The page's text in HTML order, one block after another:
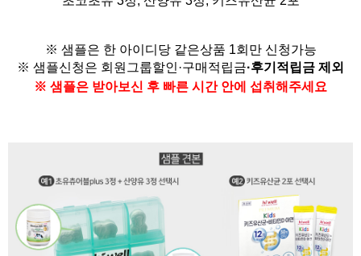
※ 샘플은 한 아이디당 같은상품 1회만 신청가능
※ 샘플신청은 회원그룹할인·구매적립금·후기적립금 제외
※ 샘플은 받아보신 후 빠른 시간 안에 섭취해주세요